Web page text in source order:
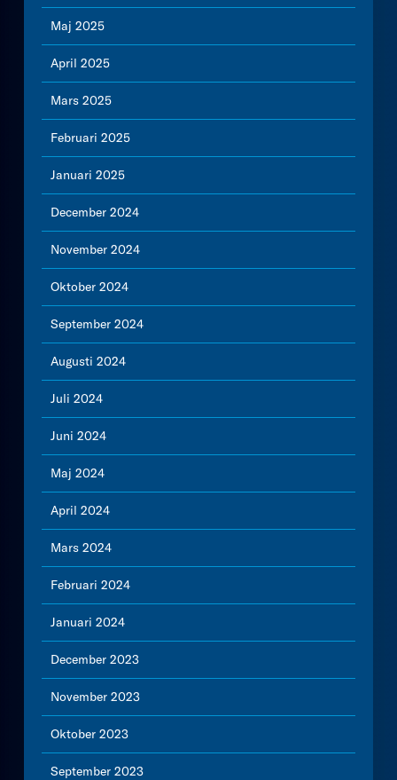
Maj 2025
April 2025
Mars 2025
Februari 2025
Januari 2025
December 2024
November 2024
Oktober 2024
September 2024
Augusti 2024
Juli 2024
Juni 2024
Maj 2024
April 2024
Mars 2024
Februari 2024
Januari 2024
December 2023
November 2023
Oktober 2023
September 2023